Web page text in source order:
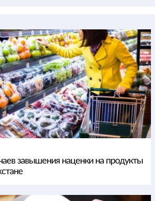
завышения наценки на продукты